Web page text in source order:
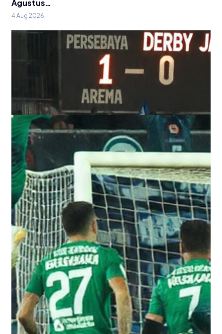
Agustus…
4 Aug 2026